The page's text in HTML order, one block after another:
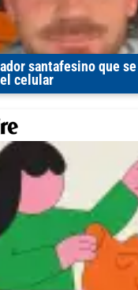
santafesino que
celular